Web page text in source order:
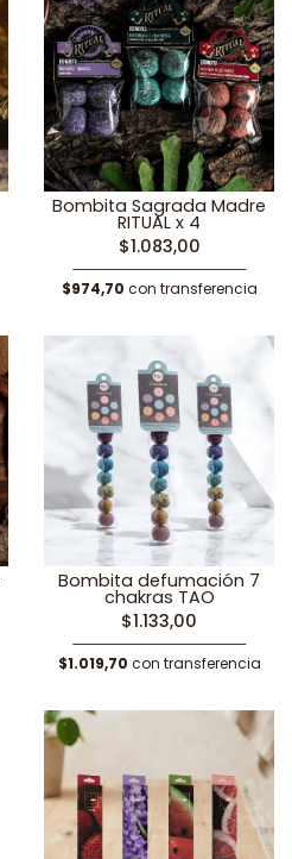
Bombita Sagrada Madre
RITUAL x 4
$1.083,00
$974,70 con transferencia
Bombita defumación 7
chakras TAO
$1.133,00
$1.019,70 con transferencia